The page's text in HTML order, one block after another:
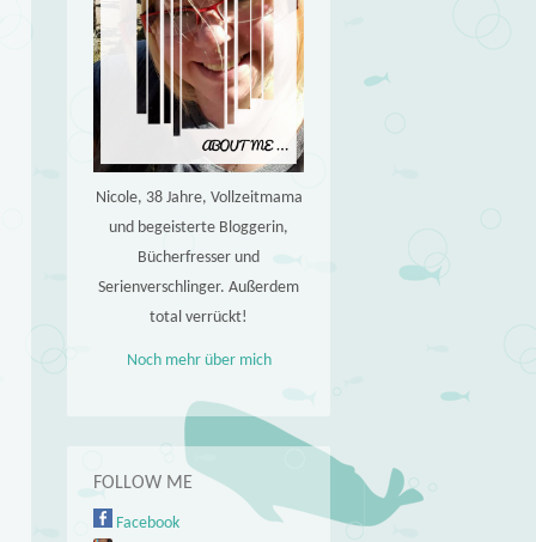
Nicole, 38 Jahre, Vollzeitmama
und begeisterte Bloggerin,
Bücherfresser und
Serienverschlinger. Außerdem
total verrückt!
Noch mehr über mich
FOLLOW ME
Facebook